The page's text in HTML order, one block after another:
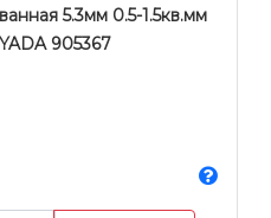
5.3мм 0.5-1.5кв.мм
905367